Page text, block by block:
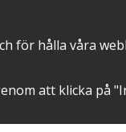
POSITIVA
för hålla våra
att klicka på